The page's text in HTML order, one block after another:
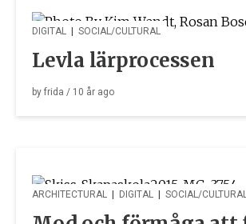
DIGITAL SOCIAL/CULTURAL
Levla lärprocessen
by frida / 10 år ago
ARCHITECTURAL DIGITAL SOCIAL/